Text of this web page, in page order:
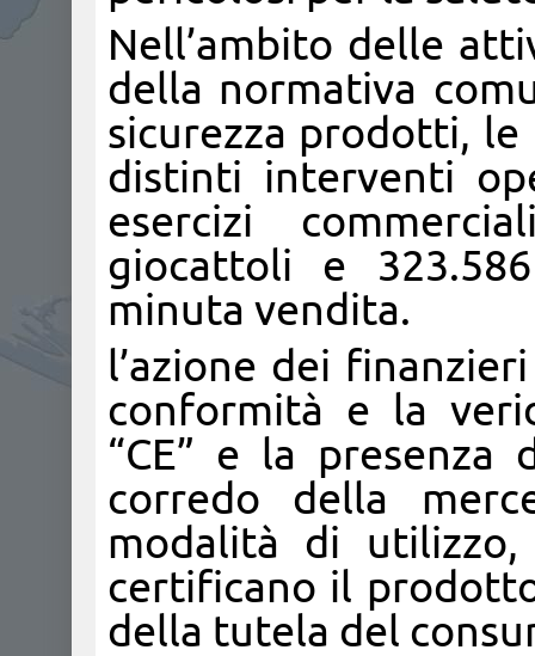
Nell’ambito delle
della normativa
sicurezza prodotti,
distinti interventi
esercizi
giocattoli e
minuta vendita.
l’azione dei
conformità e la
“CE” e la presenza
corredo della
modalità di utilizzo,
certificano il
della tutela del